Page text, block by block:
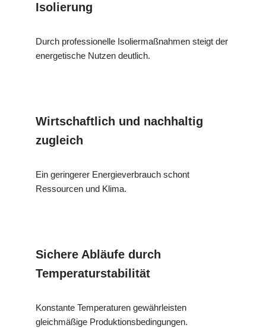
Isolierung
Durch professionelle Isoliermaßnahmen steigt der
energetische Nutzen deutlich.
Wirtschaftlich und nachhaltig
zugleich
Ein geringerer Energieverbrauch schont
Ressourcen und Klima.
Sichere Abläufe durch
Temperaturstabilität
Konstante Temperaturen gewährleisten
gleichmäßige Produktionsbedingungen.